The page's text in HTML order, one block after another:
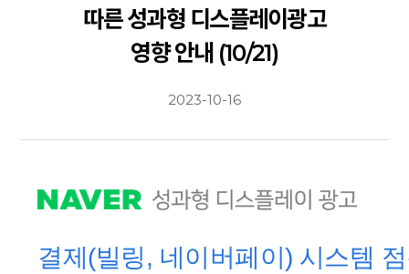
따른 성과형 디스플레이광고
영향 안내 (10/21)
2023-10-16
결제(빌링, 네이버페이) 시스템